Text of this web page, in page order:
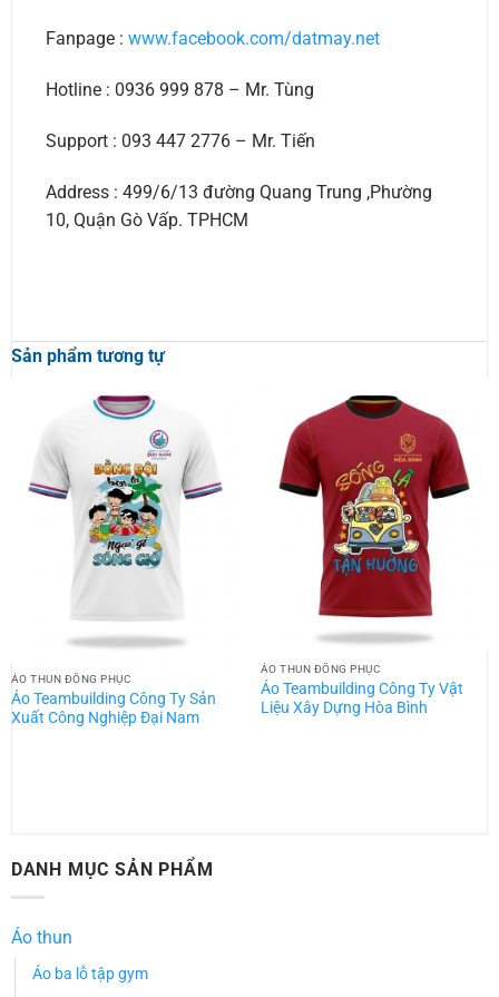
Fanpage : www.facebook.com/datmay.net
Hotline : 0936 999 878 – Mr. Tùng
Support : 093 447 2776 – Mr. Tiến
Address : 499/6/13 đường Quang Trung ,Phường
10, Quận Gò Vấp. TPHCM
Sản phẩm tương tự
ÁO THUN ĐỒNG PHỤC
Áo Teambuilding Công Ty Sản
Xuất Công Nghiệp Đại Nam
ÁO THUN ĐỒNG PHỤC
Áo Teambuilding Công Ty Vật
Liệu Xây Dựng Hòa Bình
DANH MỤC SẢN PHẨM
Áo thun
Áo ba lỗ tập gym